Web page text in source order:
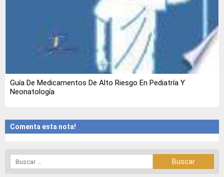
Guía De Medicamentos De Alto Riesgo En Pediatría Y
Neonatología
Comenta esta nota!